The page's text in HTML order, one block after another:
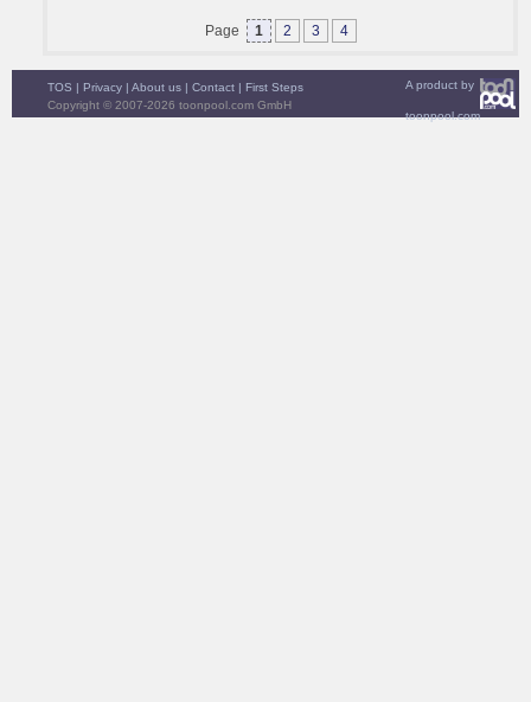
Page 1 2 3 4
A product by
toonpool.com
TOS | Privacy | About us | Contact | First Steps
Copyright © 2007-2026 toonpool.com GmbH